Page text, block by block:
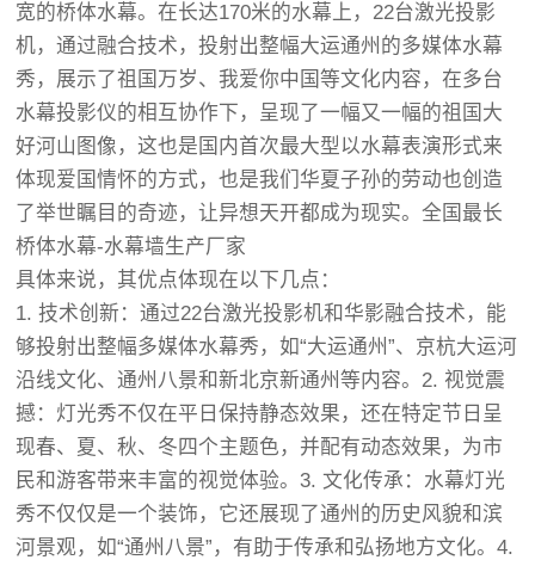
宽的桥体水幕。在长达170米的水幕上，22台激光投影
机，通过融合技术，投射出整幅大运通州的多媒体水幕
秀，展示了祖国万岁、我爱你中国等文化内容，在多台
水幕投影仪的相互协作下，呈现了一幅又一幅的祖国大
好河山图像，这也是国内首次最大型以水幕表演形式来
体现爱国情怀的方式，也是我们华夏子孙的劳动也创造
了举世瞩目的奇迹，让异想天开都成为现实。全国最长
桥体水幕-水幕墙生产厂家
具体来说，其优点体现在以下几点：
1. 技术创新：通过22台激光投影机和华影融合技术，能
够投射出整幅多媒体水幕秀，如“大运通州”、京杭大运河
沿线文化、通州八景和新北京新通州等内容。2. 视觉震
撼：灯光秀不仅在平日保持静态效果，还在特定节日呈
现春、夏、秋、冬四个主题色，并配有动态效果，为市
民和游客带来丰富的视觉体验。3. 文化传承：水幕灯光
秀不仅仅是一个装饰，它还展现了通州的历史风貌和滨
河景观，如“通州八景”，有助于传承和弘扬地方文化。4.